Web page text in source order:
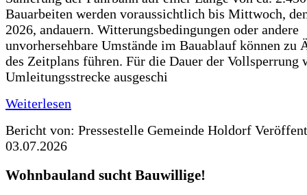
Bauarbeiten werden voraussichtlich bis Mittwoch,
2026, andauern. Witterungsbedingungen oder andere
unvorhersehbare Umstände im Bauablauf können zu
des Zeitplans führen. Für die Dauer der Vollsperrung
Umleitungsstrecke ausgeschi
Weiterlesen
Bericht von: Pressestelle Gemeinde Holdorf
03.07.2026
Wohnbauland sucht Bauwillige!